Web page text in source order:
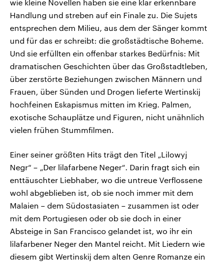
wie kleine Novellen haben sie eine klar erkennbare
Handlung und streben auf ein Finale zu. Die Sujets
entsprechen dem Milieu, aus dem der Sänger kommt
und für das er schreibt: die großstädtische Boheme.
Und sie erfüllten ein offenbar starkes Bedürfnis: Mit
dramatischen Geschichten über das Großstadtleben,
über zerstörte Beziehungen zwischen Männern und
Frauen, über Sünden und Drogen lieferte Wertinskij
hochfeinen Eskapismus mitten im Krieg. Palmen,
exotische Schauplätze und Figuren, nicht unähnlich
vielen frühen Stummfilmen.
Einer seiner größten Hits trägt den Titel „Lilowyj
Negr“ – „Der lilafarbene Neger“. Darin fragt sich ein
enttäuschter Liebhaber, wo die untreue Verflossene
wohl abgeblieben ist, ob sie noch immer mit dem
Malaien – dem Südostasiaten – zusammen ist oder
mit dem Portugiesen oder ob sie doch in einer
Absteige in San Francisco gelandet ist, wo ihr ein
lilafarbener Neger den Mantel reicht. Mit Liedern wie
diesem gibt Wertinskij dem alten Genre Romanze ein